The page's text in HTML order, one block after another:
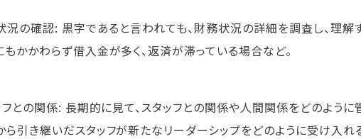
況の確認: 黒字であると言われても、財務状況の詳細を調査し、理解
もかかわらず借入金が多く、返済が滞っている場合など。
フとの関係: 長期的に見て、スタッフとの関係や人間関係をどのよう
ら引き継いだスタッフが新たなリーダーシップをどのように受け入れ